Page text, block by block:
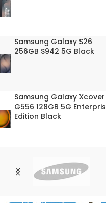
Samsung Galaxy S26
256GB S942 5G Black
Samsung Galaxy
G556 128GB 5G
Edition Black